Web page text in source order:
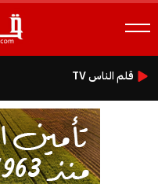
قلم الناس TV